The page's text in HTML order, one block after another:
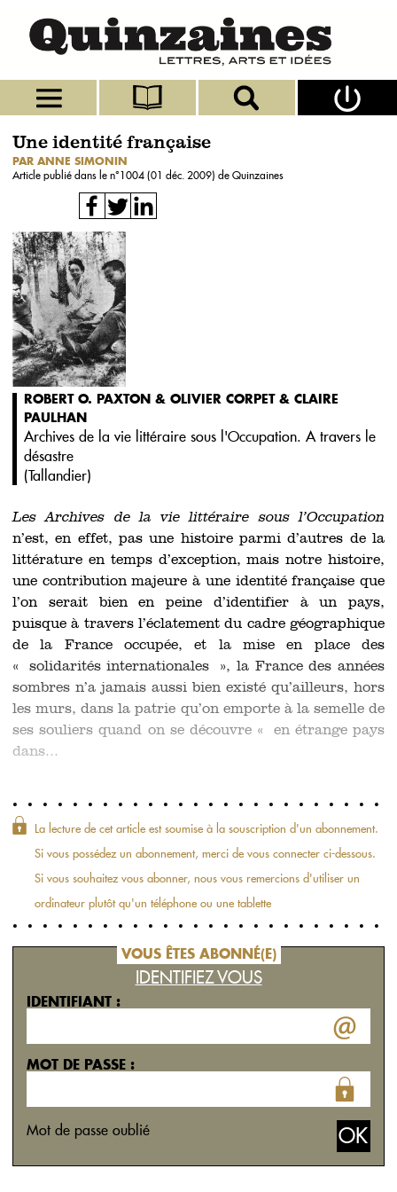
Une identité française
PAR ANNE SIMONIN
Article publié dans le n°1004 (01 déc. 2009) de Quinzaines
ROBERT O. PAXTON & OLIVIER CORPET & CLAIRE
PAULHAN
Archives de la vie littéraire sous l'Occupation. A travers le
désastre
(Tallandier)
Les Archives de la vie littéraire sous l’Occupation
n’est, en effet, pas une histoire parmi d’autres de la
littérature en temps d’exception, mais notre histoire,
une contribution majeure à une identité française que
l’on serait bien en peine d’identifier à un pays,
puisque à travers l’éclatement du cadre géographique
de la France occupée, et la mise en place des
« solidarités internationales », la France des années
sombres n’a jamais aussi bien existé qu’ailleurs, hors
les murs, dans la patrie qu’on emporte à la semelle de
ses souliers quand on se découvre « en étrange pays
dans...
La lecture de cet article est soumise à la souscription d'un abonnement.
Si vous possédez un abonnement, merci de vous connecter ci-dessous.
Si vous souhaitez vous abonner, nous vous remercions d'utiliser un
ordinateur plutôt qu'un téléphone ou une tablette
VOUS ÊTES ABONNÉ(E)
IDENTIFIEZ VOUS
IDENTIFIANT :
MOT DE PASSE :
Mot de passe oublié